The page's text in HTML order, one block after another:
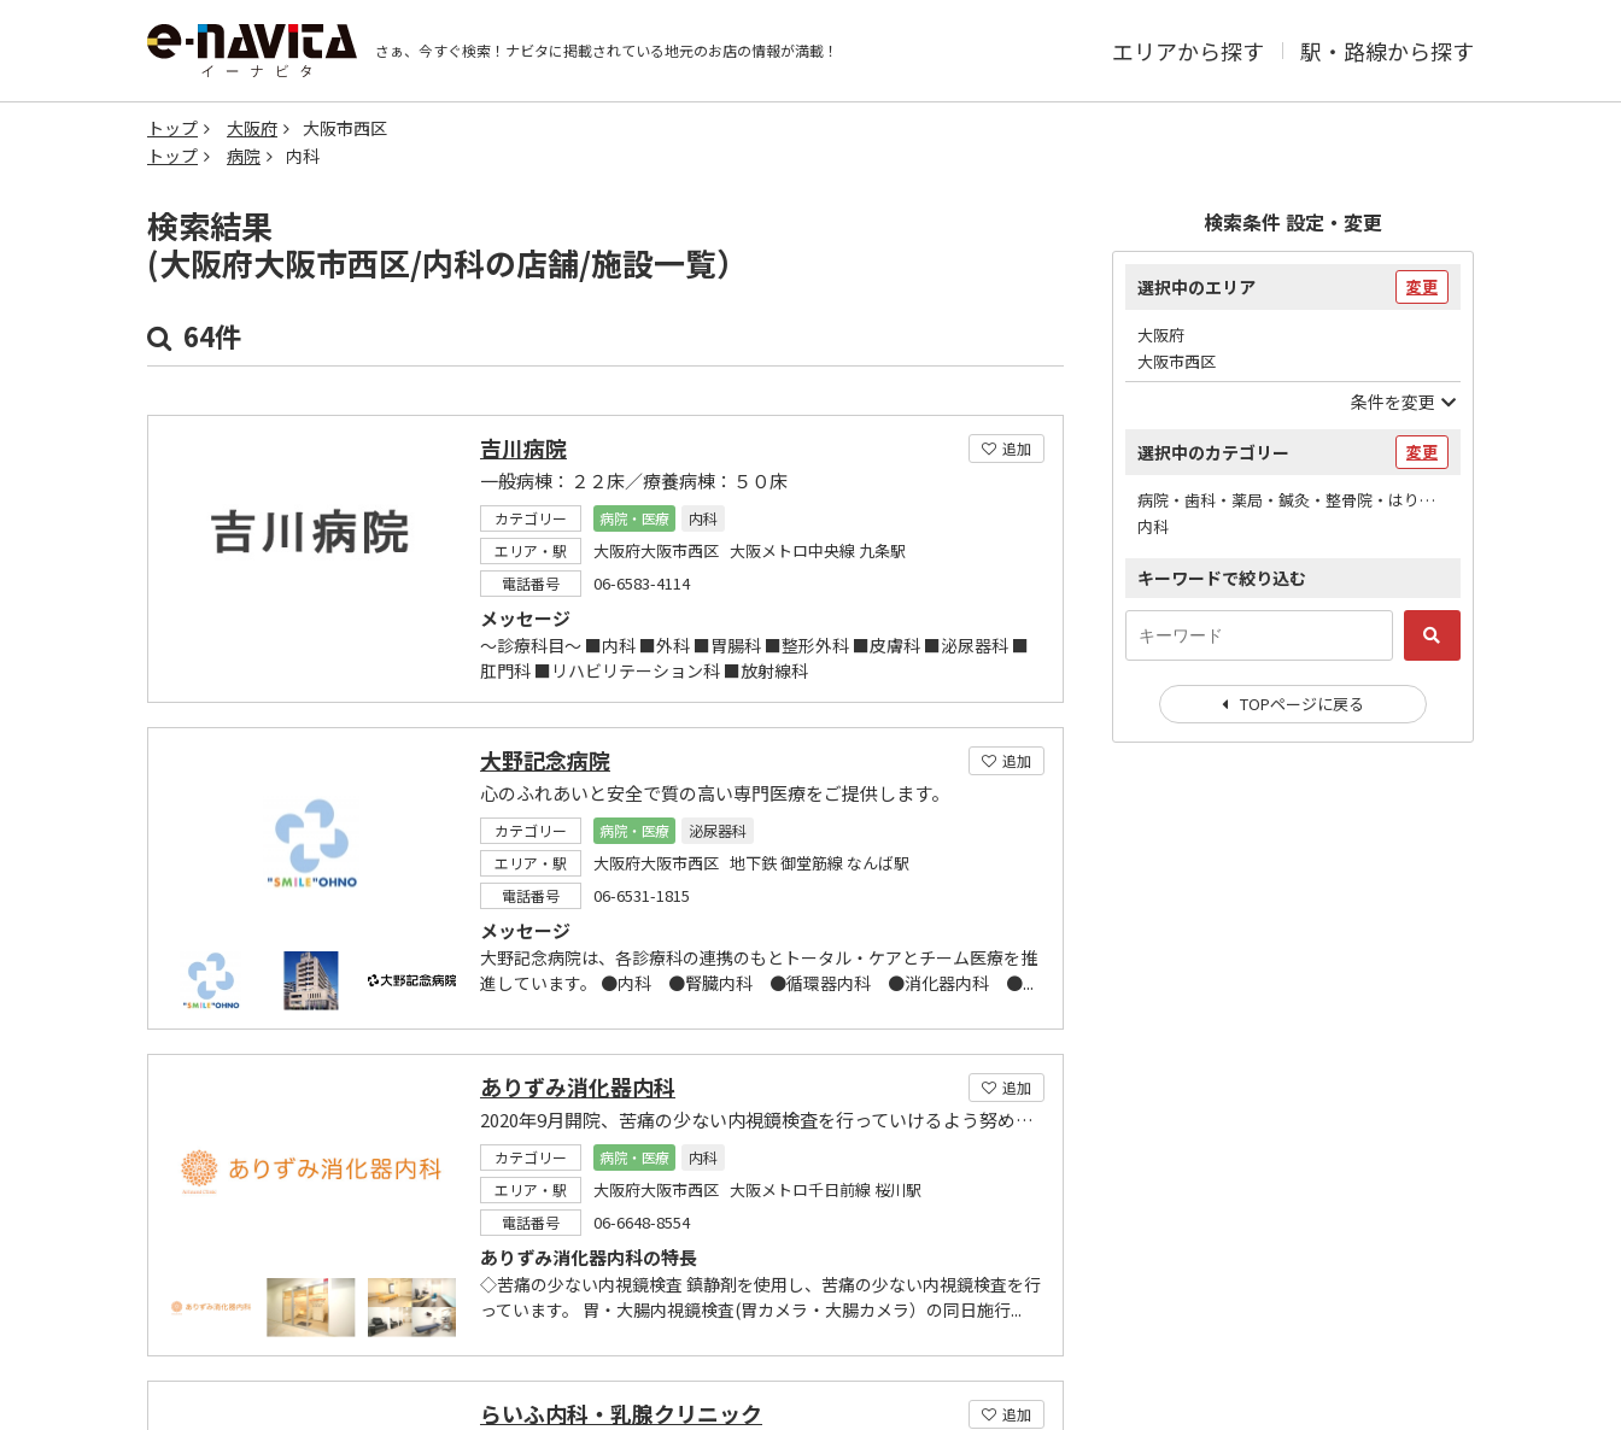
さぁ、今すぐ検索！ ナビタに掲載されている地元のお店の情報が満載！ エリアから探す 駅・路線から探す
トップ 大阪府
大阪市西区
トップ
病院 内科
検索結果
(大阪府大阪市西区/内科の店舗/施設一覧）
64件
追加
吉川病院
一般病棟：２２床／療養病棟：５０床
カテゴリー 病院・医療
内科
エリア・駅
大阪府大阪市西区 大阪メトロ中央線 九条駅
電話番号 06-6583-4114
メッセージ
～診療科目～ ■内科 ■外科 ■胃腸科 ■整形外科 ■皮膚科 ■泌尿器科 ■
肛門科 ■リハビリテーション科 ■放射線科
追加
大野記念病院
心のふれあいと安全で質の高い専門医療をご提供します。
カテゴリー 病院・医療
泌尿器科
エリア・駅
大阪府大阪市西区 地下鉄 御堂筋線 なんば駅
電話番号 06-6531-1815
メッセージ
大野記念病院は、各診療科の連携のもとトータル・ケアとチーム医療を推
進しています。 ●内科 ●腎臓内科 ●循環器内科 ●消化器内科 ●...
追加
ありずみ消化器内科
2020年9月開院、苦痛の少ない内視鏡検査を行っていけるよう努めます
カテゴリー 病院・医療
内科
エリア・駅
大阪府大阪市西区 大阪メトロ千日前線 桜川駅
電話番号 06-6648-8554
ありずみ消化器内科の特長
◇苦痛の少ない内視鏡検査 鎮静剤を使用し、苦痛の少ない内視鏡検査を行
っています。 胃・大腸内視鏡検査(胃カメラ・大腸カメラ）の同日施行...
追加
らいふ内科・乳腺クリニック
検索条件 設定・変更
選択中のエリア 変更
大阪府
大阪市西区
条件を変更
選択中のカテゴリー 変更
病院・歯科・薬局・鍼灸・整骨院・はりマッサージ / 病院
内科
キーワードで絞り込む
TOPページに戻る